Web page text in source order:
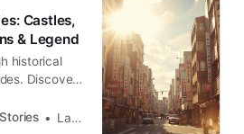
Castles,
& Legend
historical
Discover
for
Lawrence